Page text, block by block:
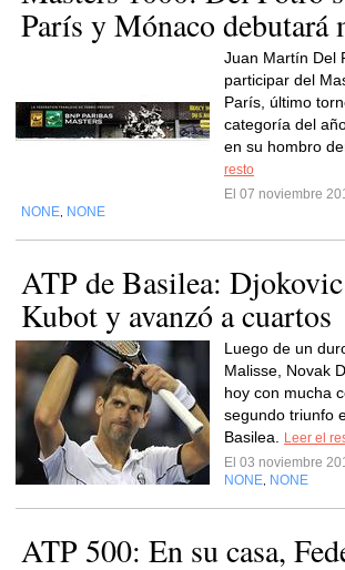
París y Mónaco debutará
Juan Martín Del
participar del
París, último
categoría del
en su hombro
resto
El 07 noviembre
NONE NONE
ATP de Basilea:
Kubot y avanzó a cuartos
Luego de un
Malisse, Novak
hoy con mucha
segundo triunfo
Basilea.
Leer el
El 03 noviembre
NONE NONE
ATP 500: En su casa,